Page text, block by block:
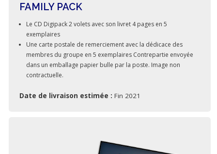
FAMILY PACK
Le CD Digipack 2 volets avec son livret 4 pages en 5
exemplaires
Une carte postale de remerciement avec la dédicace des
membres du groupe en 5 exemplaires Contrepartie envoyée
dans un emballage papier bulle par la poste. Image non
contractuelle.
Date de livraison estimée : Fin 2021